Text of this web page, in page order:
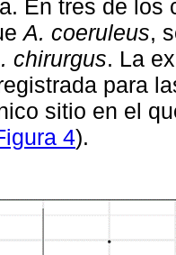
En tres de
A. coeruleus,
chirurgus. La
para
sitio en el
4).